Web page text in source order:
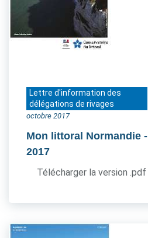
Lettre d'information des
délégations de rivages
octobre 2017
Mon littoral Normandie -
2017
Télécharger la version .pdf